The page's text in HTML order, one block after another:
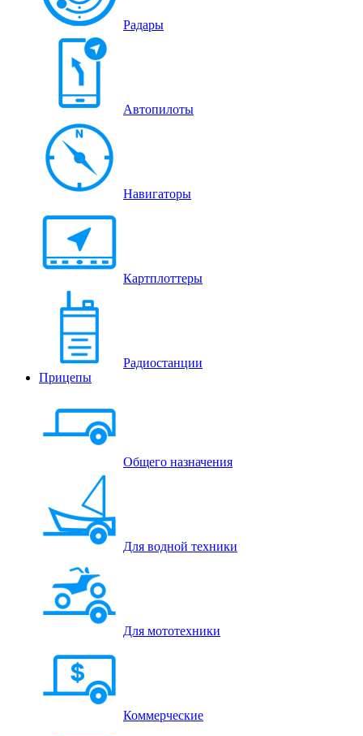
Радары
Автопилоты
Навигаторы
Картплоттеры
Радиостанции
Прицепы
Общего назначения
Для водной техники
Для мототехники
Коммерческие